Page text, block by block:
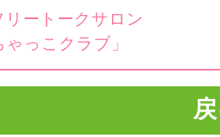
ートークサロン
ゃっこクラブ」